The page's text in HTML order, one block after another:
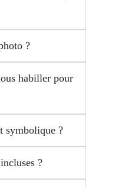
?
habiller pour
symbolique ?
?